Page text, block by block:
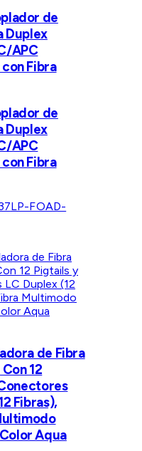
de
Duplex
APC
Fibra
de
Duplex
APC
Fibra
LP-FOAD-
de Fibra
12
Fibras),
Aqua